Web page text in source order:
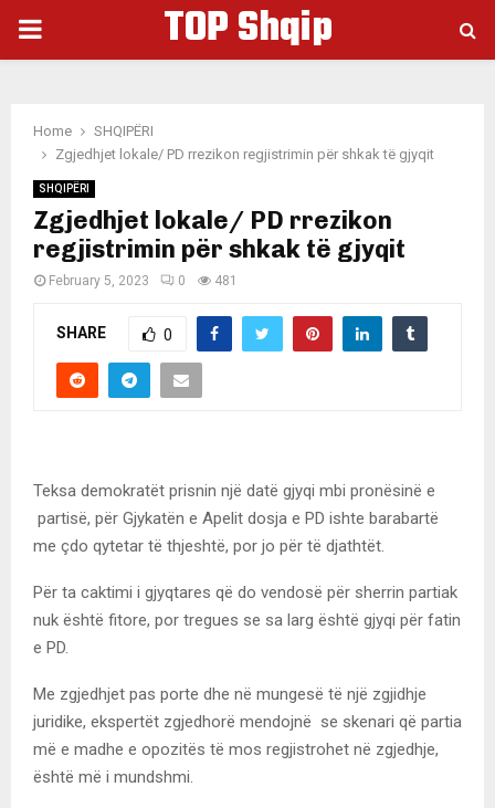
PRIMARY
TOP Shqip
Home
SHQIPËRI
Zgjedhjet lokale/ PD rrezikon regjistrimin për shkak të gjyqit
SHQIPËRI
Zgjedhjet lokale/ PD rrezikon
regjistrimin për shkak të gjyqit
February 5, 2023 0 481
SHARE 0
Teksa demokratët prisnin një datë gjyqi mbi pronësinë e
partisë, për Gjykatën e Apelit dosja e PD ishte barabartë
me çdo qytetar të thjeshtë, por jo për të djathtët.
Për ta caktimi i gjyqtares që do vendosë për sherrin partiak
nuk është fitore, por tregues se sa larg është gjyqi për fatin
e PD.
Me zgjedhjet pas porte dhe në mungesë të një zgjidhje
juridike, ekspertët zgjedhorë mendojnë se skenari që partia
më e madhe e opozitës të mos regjistrohet në zgjedhje,
është më i mundshmi.